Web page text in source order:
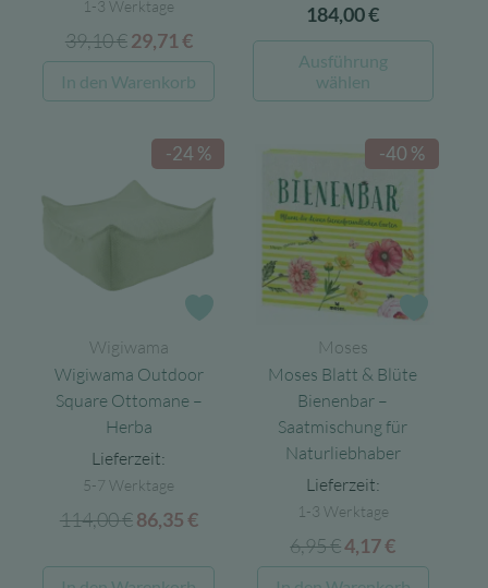
1-3 Werktage
39,10€ Ursprünglicher
Preis
war:
29,71€Aktueller
Preis
ist:
In den Warenkorb
184,00€
Ausführung
wählen
Zur Wunschliste
-24 %
Wigiwama
Wigiwama Outdoor
Square Ottomane –
Herba
Lieferzeit:
5-7 Werktage
114,00€ Ursprünglicher
war:
86,35€Aktueller
ist:
-40 %
Moses
Moses Blatt & Blüte
Bienenbar –
Saatmischung für
Naturliebhaber
Lieferzeit:
1-3 Werktage
6,95€Ursprünglicher
Preis
4,17€Aktueller
Preis